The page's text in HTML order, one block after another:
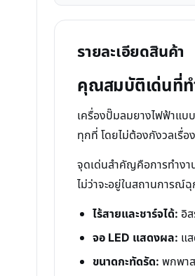
รายละเอียดสินค้า
คุณสมบัติเด่นที่ท
เครื่องปั๊มลมยางไฟฟ้าแบ
ทุกที่ โดยไม่ต้องกังวลเรื่
จุดเด่นสำคัญคือการทำงา
ไม่ว่าจะอยู่ในสถานการณ์
ไร้สายและชาร์จได้: อิ
จอ LED แสดงผล: แ
ขนาดกะทัดรัด: พกพา